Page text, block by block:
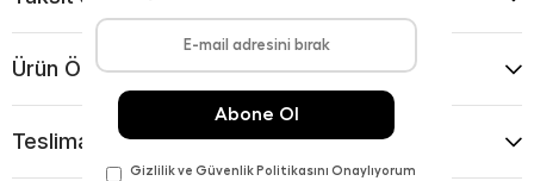
Ürün Önerileri
Teslimat Ve İade Koşulları